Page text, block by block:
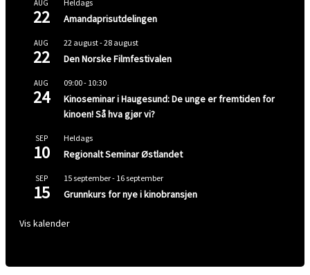
AUG
22
Heldags
Amandaprisutdelingen
AUG
22
22 august-28 august
Den Norske Filmfestivalen
AUG
24
09:00- 10:30
Kinoseminar i Haugesund: De unge er fremtiden for
kinoen! Så hva gjør vi?
SEP
10
Heldags
Regionalt Seminar Østlandet
SEP
15
15 september- 16 september
Grunnkurs for nye i kinobransjen
Vis kalender